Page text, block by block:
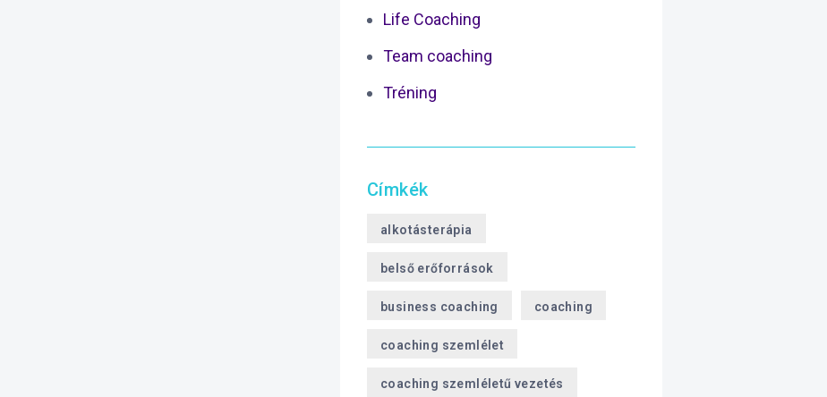
Life Coaching
Team coaching
Tréning
Címkék
alkotásterápia
belső erőforrások
business coaching coaching
coaching szemlélet
coaching szemléletű vezetés